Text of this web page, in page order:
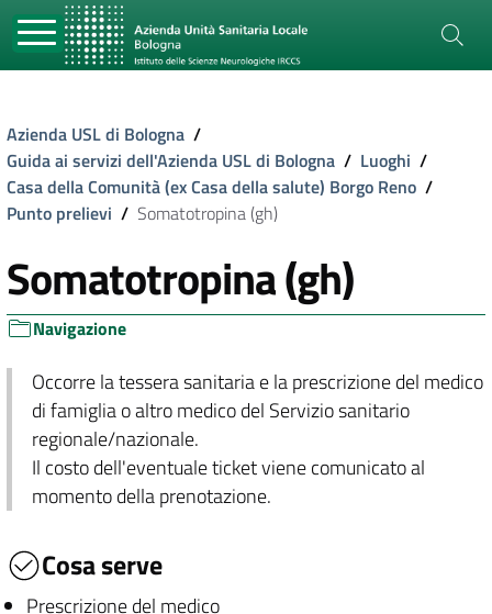
Azienda USL di Bologna /
Guida ai servizi dell'Azienda USL di Bologna / Luoghi /
Casa della Comunità (ex Casa della salute) Borgo Reno /
Punto prelievi / Somatotropina (gh)
Somatotropina (gh)
Navigazione
Occorre la tessera sanitaria e la prescrizione del medico
di famiglia o altro medico del Servizio sanitario
regionale/nazionale.
Il costo dell'eventuale ticket viene comunicato al
momento della prenotazione.
Cosa serve
Prescrizione del medico